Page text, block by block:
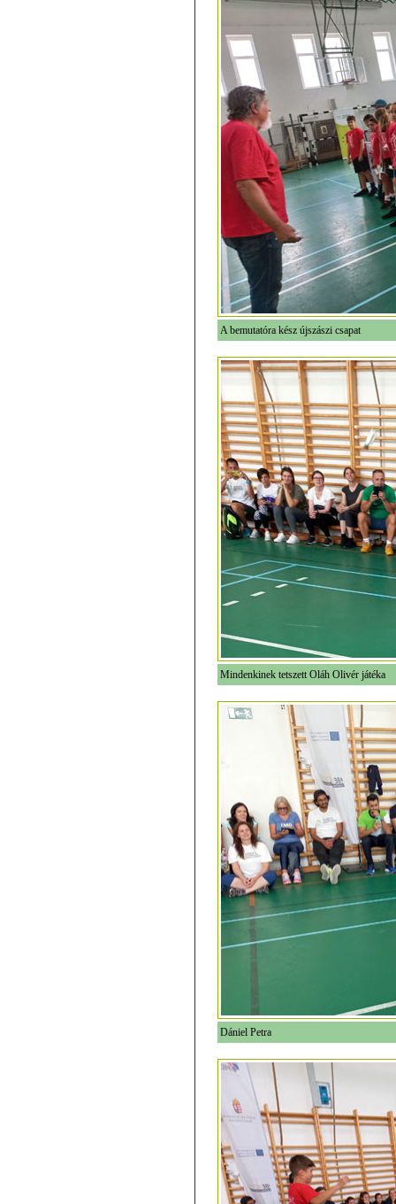
A bemutatóra kész újszászi csapat
Mindenkinek tetszett Oláh Olivér játéka
Dániel Petra